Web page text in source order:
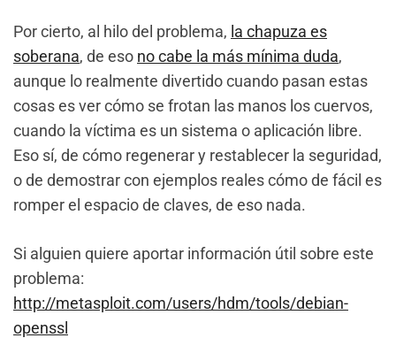
Por cierto, al hilo del problema, la chapuza es
soberana, de eso no cabe la más mínima duda,
aunque lo realmente divertido cuando pasan estas
cosas es ver cómo se frotan las manos los cuervos,
cuando la víctima es un sistema o aplicación libre.
Eso sí, de cómo regenerar y restablecer la seguridad,
o de demostrar con ejemplos reales cómo de fácil es
romper el espacio de claves, de eso nada.
Si alguien quiere aportar información útil sobre este
problema:
http://metasploit.com/users/hdm/tools/debian-
openssl